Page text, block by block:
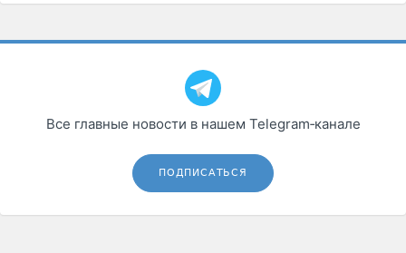
Все главные новости в нашем Telegram‑канале
ПОДПИСАТЬСЯ